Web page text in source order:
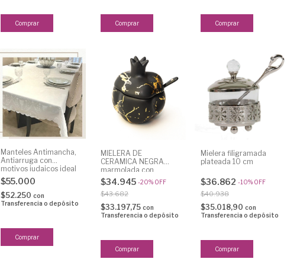
Manteles Antimancha,
Antiarruga con
motivos judaicos ideal
para festividades pesaj
, Rosh hashana
$55.000
$52.250 con
Transferencia o depósito
Comprar
MIELERA DE
CERAMICA NEGRA
marmolada con
dorado forma de
granada
$34.945 -20% OFF
$43.682
$33.197,75 con
Transferencia o depósito
Mielera filigramada
plateada 10 cm
$36.862 -10% OFF
$40.938
$35.018,90 con
Transferencia o depósito